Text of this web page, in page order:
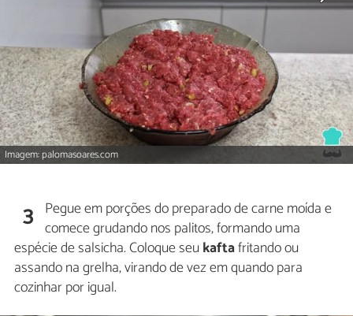
Imagem: palomasoares.com
3 Pegue em porções do preparado de carne moída e
comece grudando nos palitos, formando uma
espécie de salsicha. Coloque seukaftafritando ou
assando na grelha, virando de vez em quando para
cozinhar por igual.